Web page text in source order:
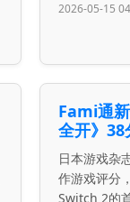
2026-05-15
Fami通
全开》38
日本游戏杂
作游戏评分
Switch 2的